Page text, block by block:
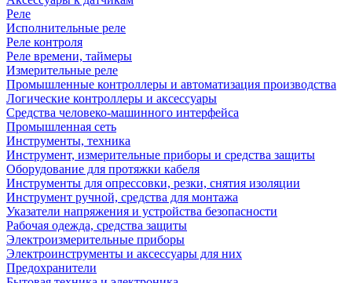
Реле
Исполнительные реле
Реле контроля
Реле времени, таймеры
Измерительные реле
Промышленные контроллеры и автоматизация производства
Логические контроллеры и аксессуары
Средства человеко-машинного интерфейса
Промышленная сеть
Инструменты, техника
Инструмент, измерительные приборы и средства защиты
Оборудование для протяжки кабеля
Инструменты для опрессовки, резки, снятия изоляции
Инструмент ручной, средства для монтажа
Указатели напряжения и устройства безопасности
Рабочая одежда, средства защиты
Электроизмерительные приборы
Электроинструменты и аксессуары для них
Предохранители